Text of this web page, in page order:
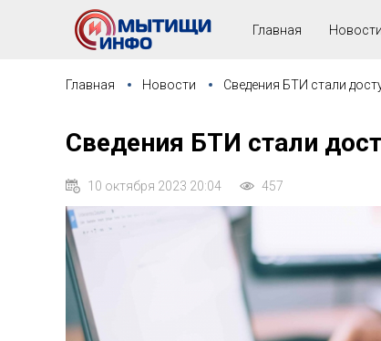
Главная Новости
Главная Новости Сведения БТИ стали
Сведения БТИ стали
10 октября 2023 20:04 457